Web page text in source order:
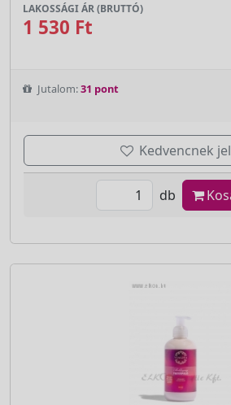
LAKOSSÁGI ÁR (BRUTTÓ)
1 530 Ft
Jutalom:31 pont
Kedvencnek
db